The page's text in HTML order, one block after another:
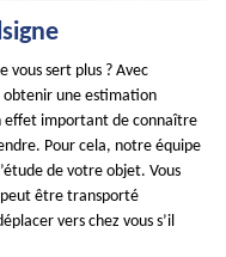
vous sert plus ? Avec
obtenir une estimation
effet important de connaître
Pour cela, notre équipe
de votre objet. Vous
peut être transporté
vers chez vous s’il